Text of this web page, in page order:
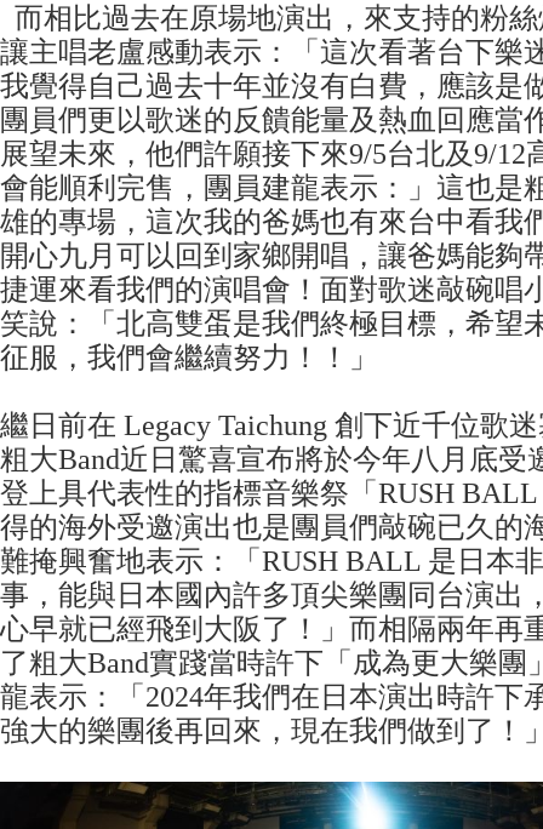
而相比過去在原場地演出，來支持的粉
讓主唱老盧感動表示：「這次看著台下樂
我覺得自己過去十年並沒有白費，應該是
團員們更以歌迷的反饋能量及熱血回應當
展望未來，他們許願接下來9/5台北及9/12
會能順利完售，團員建龍表示：」這也是
雄的專場，這次我的爸媽也有來台中看我
開心九月可以回到家鄉開唱，讓爸媽能夠
捷運來看我們的演唱會！面對歌迷敲碗唱
笑說：「北高雙蛋是我們終極目標，希望
征服，我們會繼續努力！！」
繼日前在 Legacy Taichung 創下近千位歌
粗大Band近日驚喜宣布將於今年八月底受
登上具代表性的指標音樂祭「RUSH
得的海外受邀演出也是團員們敲碗已久的
難掩興奮地表示：「RUSH BALL 是日本
事，能與日本國內許多頂尖樂團同台演出
心早就已經飛到大阪了！」而相隔兩年再
了粗大Band實踐當時許下「成為更大樂團
龍表示：「2024年我們在日本演出時許下
強大的樂團後再回來，現在我們做到了！